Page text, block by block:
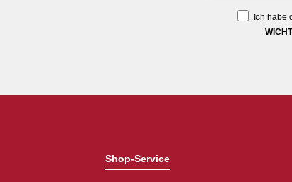
Ich habe
Shop-Service